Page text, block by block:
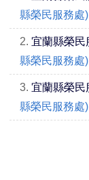
縣榮民服務處)
2. 宜蘭縣榮民
縣榮民服務處)
3. 宜蘭縣榮民
縣榮民服務處)